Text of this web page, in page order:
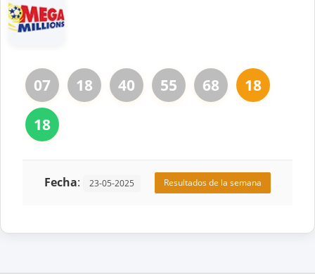
07 18 40 55 68
18
18
Fecha: 23-05-2025 Resultados de la semana